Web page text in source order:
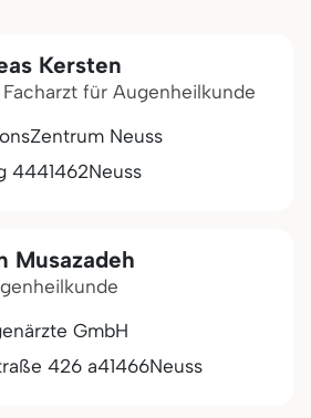
Kersten
für Augenheilkunde
Neuss
4441462Neuss
Musazadeh
GmbH
426 a41466Neuss